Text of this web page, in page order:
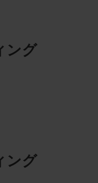
ング
ング